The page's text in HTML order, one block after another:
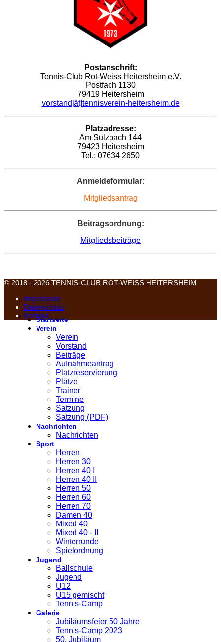
Postanschrift:
Tennis-Club Rot-Weiss Heitersheim e.V.
Postfach 1130
79419 Heitersheim
vorstand [ät]tennisverein-heitersheim.de
Platzadresse:
Am Sulzbach 144
79423 Heitersheim
Tel.: 07634 2650
Anmeldeformular:
Mitgliedsantrag
Beitragsordnung:
Mitgliedsbeiträge
© 2018 - 2026 TENNIS-CLUB ROT-WEISS HEITERSHEIM
Impressum
Datenschutz
KontaktStartseite
Verein
Verein
Vorstand
Beiträge
Aufnahmeantrag
Platzreservierung
Plätze
Trainer
Termine
Satzung
Satzung (PDF)
Nachrichten
Nachrichten
Sport
Herren
Herren 30
Herren 40 I
Herren 40 II
Herren 50
Herren 60
Herren 70
Damen 40
Mixed 40
Mixed 40 - II
Winterrunde
Spielordnung
Jugend
Ballschule
Jugend
U12
U15 gemischt
Tennis-Camp
Galerie
Jubiläumsfeier 50 Jahre
Tennis-Camp 2023
50. Jubiläum